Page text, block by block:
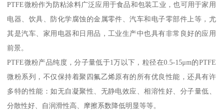
PTFE微粉作为防粘涂料广泛应用于食品和包装工业，也可用于家用
电器、饮具、防化学腐蚀的金属零件、汽车和电子零部件上等，尤
其是汽车、家用电器和日用品，工业生产中也具有非常良好的应用
前景。
PTFE微粉产品纯度，分子量低于1万以下，粒径在0.5-15μm的PTFE
微粉系列，不仅保持着聚四氟乙烯原有的所有优良性能，还具有许
多特的性能：如无自凝聚性、无静电效应、相溶性好、分子量低、
分散性好、自润滑性高、摩擦系数降低明显等等。